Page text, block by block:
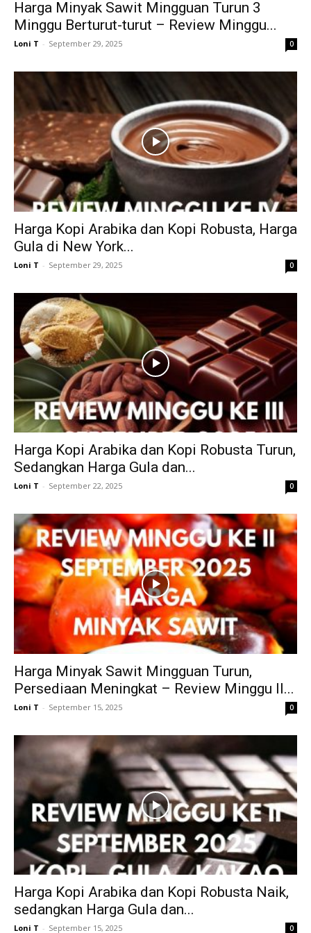
Harga Minyak Sawit Mingguan Turun 3
Minggu Berturut-turut – Review Minggu...
Loni T - September 29, 2025 0
Harga Kopi Arabika dan Kopi Robusta, Harga
Gula di New York...
Loni T - September 29, 2025 0
Harga Kopi Arabika dan Kopi Robusta Turun,
Sedangkan Harga Gula dan...
Loni T - September 22, 2025 0
Harga Minyak Sawit Mingguan Turun,
Persediaan Meningkat – Review Minggu II...
Loni T - September 15, 2025 0
Harga Kopi Arabika dan Kopi Robusta Naik,
sedangkan Harga Gula dan...
Loni T - September 15, 2025 0